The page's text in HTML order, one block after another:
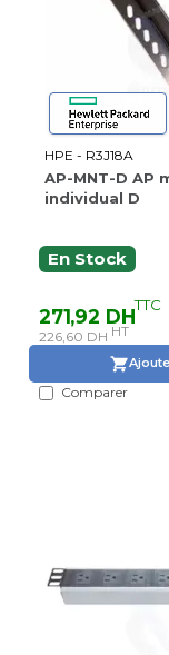
HPE - R3J18A
AP-MNT-D AP
individual D
En Stock
271,92 DHTTC
226,60 DH HT
Comparer